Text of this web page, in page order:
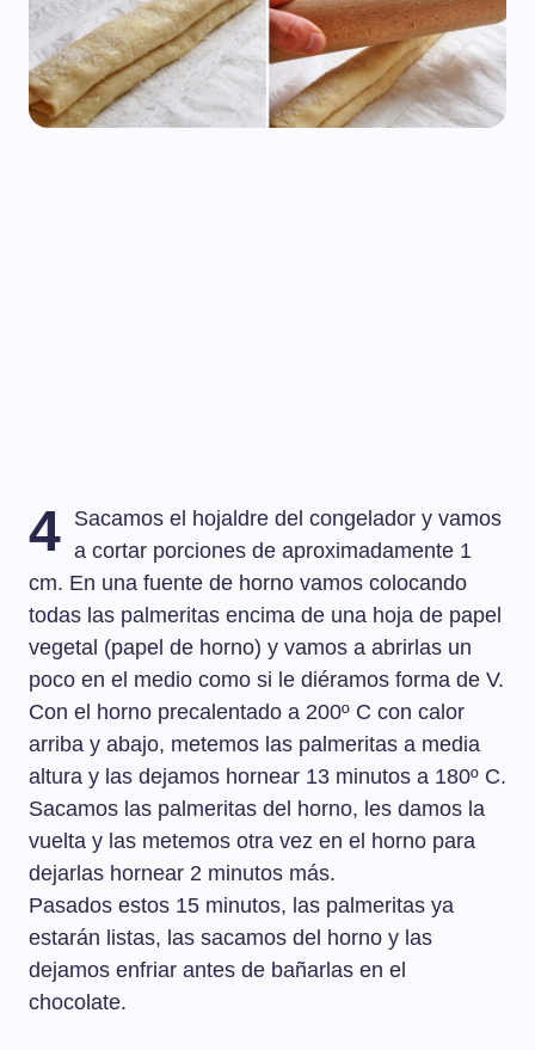
4 Sacamos el hojaldre del congelador y vamos
a cortar porciones de aproximadamente 1
cm. En una fuente de horno vamos colocando
todas las palmeritas encima de una hoja de papel
vegetal (papel de horno) y vamos a abrirlas un
poco en el medio como si le diéramos forma de V.
Con el horno precalentado a 200º C con calor
arriba y abajo, metemos las palmeritas a media
altura y las dejamos hornear 13 minutos a 180º C.
Sacamos las palmeritas del horno, les damos la
vuelta y las metemos otra vez en el horno para
dejarlas hornear 2 minutos más.
Pasados estos 15 minutos, las palmeritas ya
estarán listas, las sacamos del horno y las
dejamos enfriar antes de bañarlas en el
chocolate.